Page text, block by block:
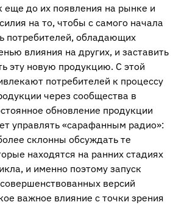
еще до их появления на рынке и
на то, чтобы с самого начала
потребителей, обладающих
влияния на других, и заставить
эту новую продукцию. С этой
потребителей к процессу
через сообщества в
обновление продукции
управлять «сарафанным радио»:
склонны обсуждать те
находятся на ранних стадиях
и именно поэтому запуск
версий
важное влияние с точки зрения